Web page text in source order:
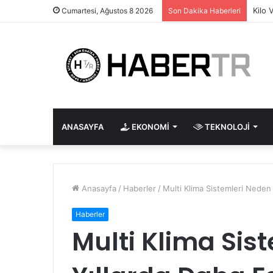
Cumartesi, Ağustos 8 2026 Son Dakika Haberleri Kilo
ANASAYFA EKONOMI TEKNOLOJI
Anasayfa / Haberler / Multi Klima Sistemleri Neden
Haberler
Multi Klima